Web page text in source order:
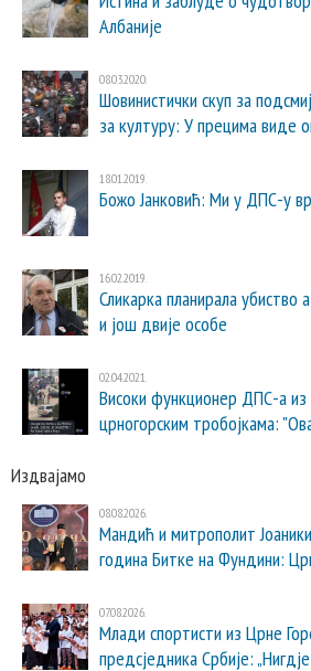
Албаније
08.03.2020.
Шовинистички скуп за
за културу: У прецима виде
18.01.2019.
Божо Јанковић: Ми у ДПС-у
16.02.2019.
Сликарка планирала
и још двије особе
02.04.2021.
Високи функционер ДПС-а
црногорским тробојкама:
Издвајамо
08.08.2026.
Мандић и митрополит
година Битке на Фундини:
07.08.2026.
Млади спортисти из Црне
предсједника Србије: